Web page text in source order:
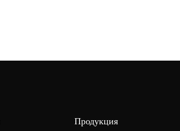
Продукция